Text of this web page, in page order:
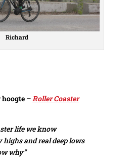
Richard
hoogte –Roller Coaster
life we know
highs and real deep lows
why”